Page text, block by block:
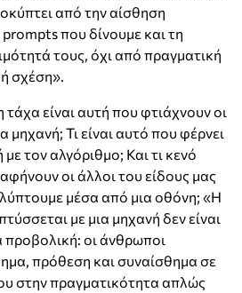
από την αίσθηση
που δίνουμε και τη
τους, όχι από πραγματική
σχέση».
τάχα είναι αυτή που φτιάχνουν οι
μηχανή; Τι είναι αυτό που φέρνει
τον αλγόριθμο; Και τι κενό
οι άλλοι του είδους μας
μέσα από μια οθόνη; «Η
με μια μηχανή δεν είναι
προβολική: οι άνθρωποι
πρόθεση και συναίσθημα σε
στην πραγματικότητα απλώς